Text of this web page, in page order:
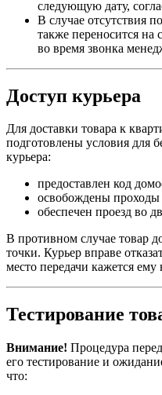
следующую дату,
В случае отсутствия
также переносится
во время звонка
Доступ курьера
Для доставки товара к
подготовлены условия для
курьера:
предоставлен код
освобождены
обеспечен проезд во
В противном случае товар
точки. Курьер вправе
место передачи кажется
Тестирование
Внимание! Процедура
его тестирование и
что: